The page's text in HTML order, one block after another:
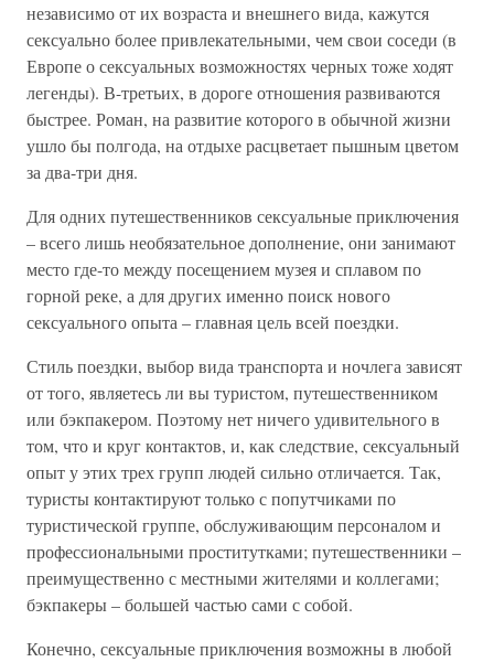
независимо от их возраста и внешнего вида, кажутся
сексуально более привлекательными, чем свои соседи (в
Европе о сексуальных возможностях черных тоже ходят
легенды). В-третьих, в дороге отношения развиваются
быстрее. Роман, на развитие которого в обычной жизни
ушло бы полгода, на отдыхе расцветает пышным цветом
за два-три дня.
Для одних путешественников сексуальные приключения
– всего лишь необязательное дополнение, они занимают
место где-то между посещением музея и сплавом по
горной реке, а для других именно поиск нового
сексуального опыта – главная цель всей поездки.
Стиль поездки, выбор вида транспорта и ночлега зависят
от того, являетесь ли вы туристом, путешественником
или бэкпакером. Поэтому нет ничего удивительного в
том, что и круг контактов, и, как следствие, сексуальный
опыт у этих трех групп людей сильно отличается. Так,
туристы контактируют только с попутчиками по
туристической группе, обслуживающим персоналом и
профессиональными проститутками; путешественники –
преимущественно с местными жителями и коллегами;
бэкпакеры – большей частью сами с собой.
Конечно, сексуальные приключения возможны в любой